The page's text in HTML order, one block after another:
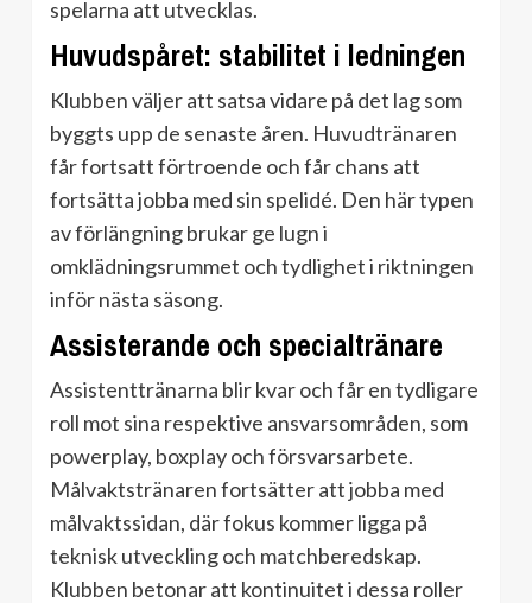
spelarna att utvecklas.
Huvudspåret: stabilitet i ledningen
Klubben väljer att satsa vidare på det lag som
byggts upp de senaste åren. Huvudtränaren
får fortsatt förtroende och får chans att
fortsätta jobba med sin spelidé. Den här typen
av förlängning brukar ge lugn i
omklädningsrummet och tydlighet i riktningen
inför nästa säsong.
Assisterande och specialtränare
Assistenttränarna blir kvar och får en tydligare
roll mot sina respektive ansvarsområden, som
powerplay, boxplay och försvarsarbete.
Målvaktstränaren fortsätter att jobba med
målvaktssidan, där fokus kommer ligga på
teknisk utveckling och matchberedskap.
Klubben betonar att kontinuitet i dessa roller